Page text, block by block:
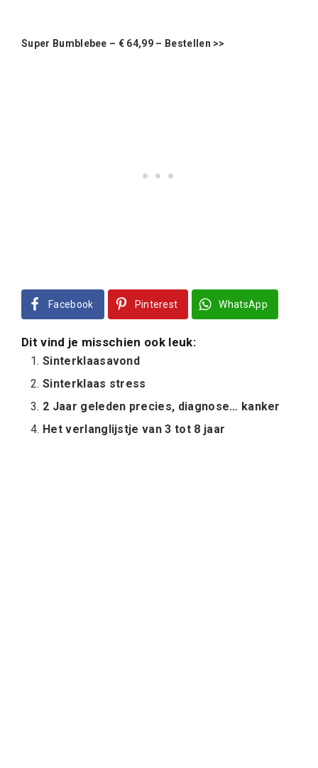
Super Bumblebee – € 64,99 – Bestellen >>
Facebook Pinterest WhatsApp
Dit vind je misschien ook leuk:
Sinterklaasavond
Sinterklaas stress
2 Jaar geleden precies, diagnose… kanker
Het verlanglijstje van 3 tot 8 jaar